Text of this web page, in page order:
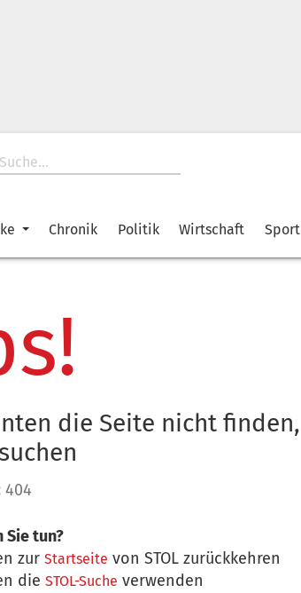
Chronik Politik Wirtschaft Sport
die Seite nicht finden,
404
Sie tun?
zurStartseite von STOL zurückkehren
dieSTOL-Suche verwenden